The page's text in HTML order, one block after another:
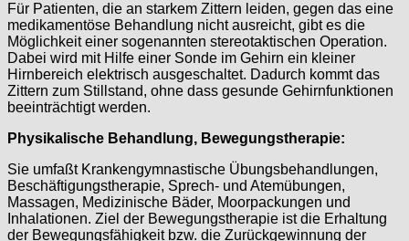
Für Patienten, die an starkem Zittern leiden, gegen das eine
medikamentöse Behandlung nicht ausreicht, gibt es die
Möglichkeit einer sogenannten stereotaktischen Operation.
Dabei wird mit Hilfe einer Sonde im Gehirn ein kleiner
Hirnbereich elektrisch ausgeschaltet. Dadurch kommt das
Zittern zum Stillstand, ohne dass gesunde Gehirnfunktionen
beeinträchtigt werden.
Physikalische Behandlung, Bewegungstherapie:
Sie umfaßt Krankengymnastische Übungsbehandlungen,
Beschäftigungstherapie, Sprech- und Atemübungen,
Massagen, Medizinische Bäder, Moorpackungen und
Inhalationen. Ziel der Bewegungstherapie ist die Erhaltung
der Bewegungsfähigkeit bzw. die Zurückgewinnung der